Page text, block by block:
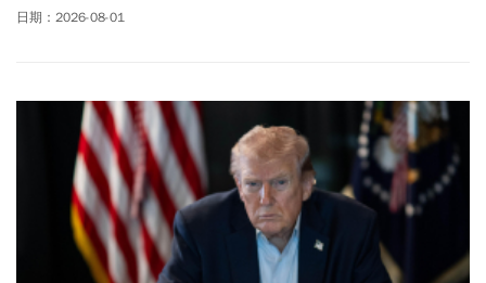
興、護理部主任陳佳慧以及新竹台大分院副院長譚慶鼎接任，人事
日期：2026-08-01